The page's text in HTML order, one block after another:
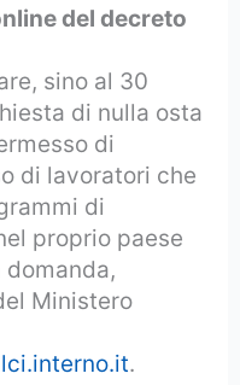
del decreto
sino al 30
di nulla osta
di
di lavoratori che
di
proprio paese
Ministero
.